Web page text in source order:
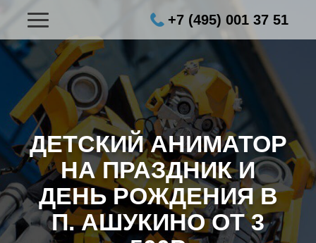
+7 (495) 001 37 51
ДЕТСКИЙ АНИМАТОР
НА ПРАЗДНИК И
ДЕНЬ РОЖДЕНИЯ В
П. АШУКИНО ОТ 3